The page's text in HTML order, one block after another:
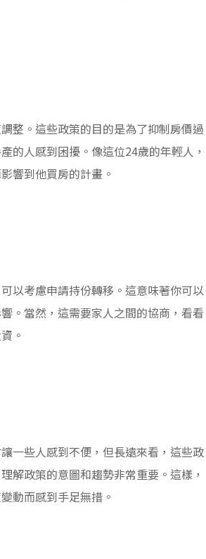
整。這些政策的目的是為了抑制房價過
的人感到困擾。像這位24歲的年輕人，
響到他買房的計畫。
以考慮申請持份轉移。這意味著你可以
。當然，這需要家人之間的協商，看看
。
一些人感到不便，但長遠來看，這些政
解政策的意圖和趨勢非常重要。這樣，
動而感到手足無措。